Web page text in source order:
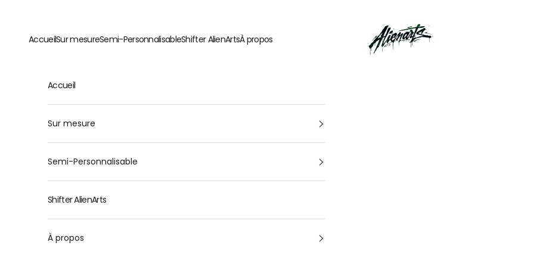
AlienArts
AccueilSur mesureSemi-PersonnalisableShifter AlienArtsÀ propos
Accueil
Sur mesure
Semi-Personnalisable
Shifter AlienArts
À propos